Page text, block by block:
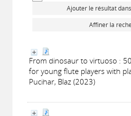
Ajouter le résultat
Affiner la
From dinosaur to virtuoso :
for young flute players with
Pucihar, Blaz (2023)